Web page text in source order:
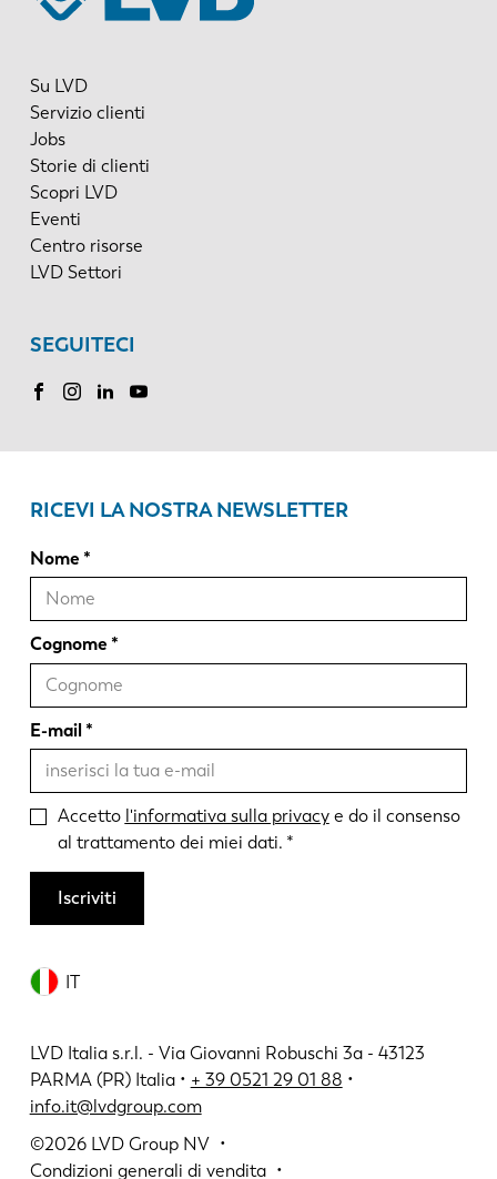
Su LVD
Servizio clienti
Jobs
Storie di clienti
Scopri LVD
Eventi
Centro risorse
LVD Settori
SEGUITECI
IT
LVD Italia s.r.l. - Via Giovanni Robuschi 3a - 43123
PARMA (PR) Italia • + 39 0521 29 01 88 •
info.it@lvdgroup.com
©2026 LVD Group NV
Condizioni generali di vendita
RICEVI LA NOSTRA NEWSLETTER
Nome
Cognome
E-mail
Accetto l'informativa sulla privacye do il consenso
al trattamento dei miei dati.
Iscriviti